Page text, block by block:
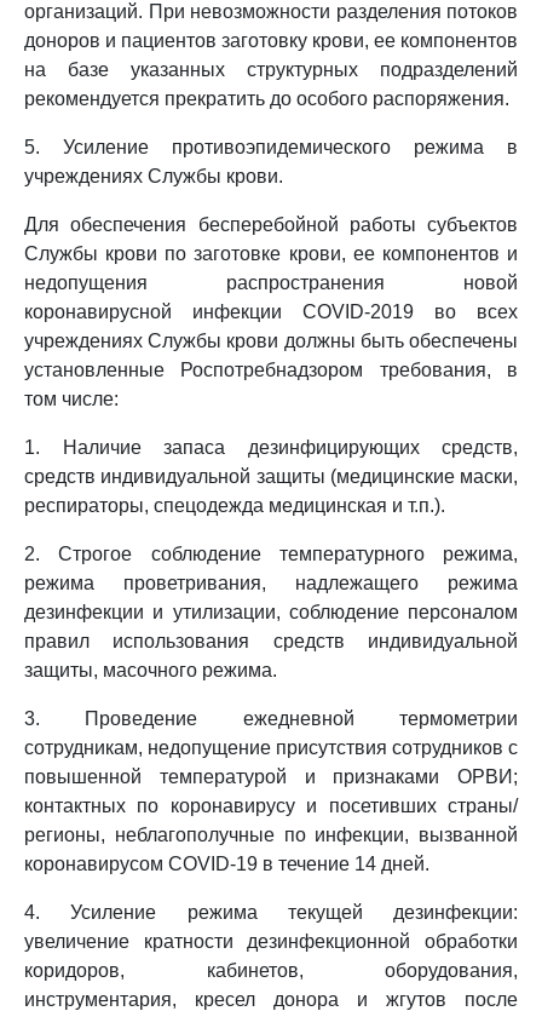
организаций. При невозможности разделения потоков
доноров и пациентов заготовку крови, ее компонентов
на базе указанных структурных подразделений
рекомендуется прекратить до особого распоряжения.
5. Усиление противоэпидемического режима в
учреждениях Службы крови.
Для обеспечения бесперебойной работы субъектов
Службы крови по заготовке крови, ее компонентов и
недопущения распространения новой
коронавирусной инфекции COVID-2019 во всех
учреждениях Службы крови должны быть обеспечены
установленные Роспотребнадзором требования, в
том числе:
1. Наличие запаса дезинфицирующих средств,
средств индивидуальной защиты (медицинские маски,
респираторы, спецодежда медицинская и т.п.).
2. Строгое соблюдение температурного режима,
режима проветривания, надлежащего режима
дезинфекции и утилизации, соблюдение персоналом
правил использования средств индивидуальной
защиты, масочного режима.
3. Проведение ежедневной термометрии
сотрудникам, недопущение присутствия сотрудников с
повышенной температурой и признаками ОРВИ;
контактных по коронавирусу и посетивших страны/
регионы, неблагополучные по инфекции, вызванной
коронавирусом COVID-19 в течение 14 дней.
4. Усиление режима текущей дезинфекции:
увеличение кратности дезинфекционной обработки
коридоров, кабинетов, оборудования,
инструментария, кресел донора и жгутов после